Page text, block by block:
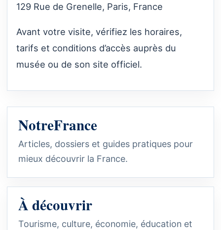
129 Rue de Grenelle, Paris, France
Avant votre visite, vérifiez les horaires,
tarifs et conditions d’accès auprès du
musée ou de son site officiel.
NotreFrance
Articles, dossiers et guides pratiques pour
mieux découvrir la France.
À découvrir
Tourisme, culture, économie, éducation et